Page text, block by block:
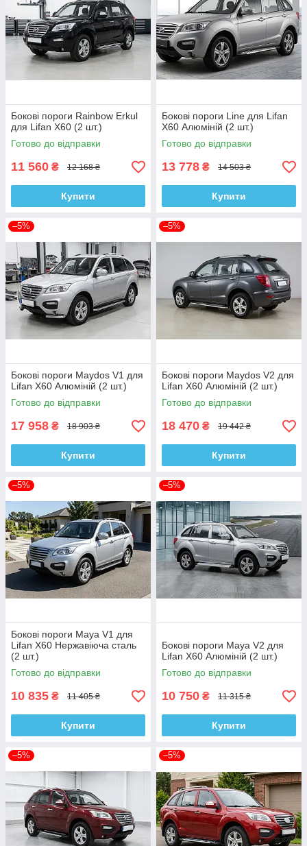
Бокові пороги Rainbow Erkul
для Lifan X60 (2 шт.)
Готово до відправки
11 560 ₴ 12 168 ₴
Купити
Бокові пороги Line для Lifan
X60 Алюміній (2 шт.)
Готово до відправки
13 778 ₴ 14 503 ₴
Купити
–5%
Бокові пороги Maydos V1 для
Lifan X60 Алюміній (2 шт.)
Готово до відправки
17 958 ₴ 18 903 ₴
Купити
–5%
Бокові пороги Maydos V2 для
Lifan X60 Алюміній (2 шт.)
Готово до відправки
18 470 ₴ 19 442 ₴
Купити
–5%
Бокові пороги Maya V1 для
Lifan X60 Нержавіюча сталь
(2 шт.)
Готово до відправки
10 835 ₴ 11 405 ₴
Купити
–5%
Бокові пороги Maya V2 для
Lifan X60 Алюміній (2 шт.)
Готово до відправки
10 750 ₴ 11 315 ₴
Купити
–5% –5%